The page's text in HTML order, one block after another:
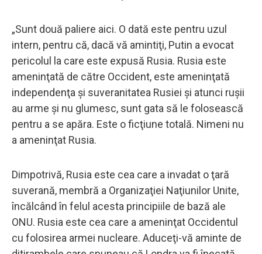
„Sunt două paliere aici. O dată este pentru uzul
intern, pentru că, dacă vă amintiţi, Putin a evocat
pericolul la care este expusă Rusia. Rusia este
ameninţată de către Occident, este ameninţată
independenţa şi suveranitatea Rusiei şi atunci ruşii
au arme şi nu glumesc, sunt gata să le folosească
pentru a se apăra. Este o ficţiune totală. Nimeni nu
a ameninţat Rusia.
Dimpotrivă, Rusia este cea care a invadat o ţară
suverană, membră a Organizaţiei Naţiunilor Unite,
încălcând în felul acesta principiile de bază ale
ONU. Rusia este cea care a ameninţat Occidentul
cu folosirea armei nucleare. Aduceţi-vă aminte de